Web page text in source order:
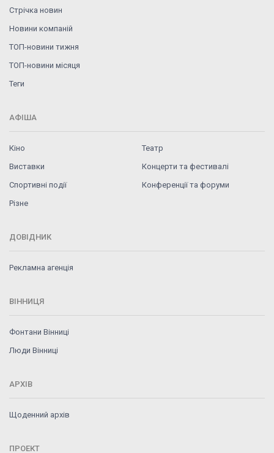
Стрічка новин
Новини компаній
ТОП-новини тижня
ТОП-новини місяця
Теги
АФІША
Кіно
Театр
Виставки
Концерти та фестивалі
Спортивні події
Конференції та форуми
Різне
ДОВІДНИК
Рекламна агенція
ВІННИЦЯ
Фонтани Вінниці
Люди Вінниці
АРХІВ
Щоденний архів
ПРОЕКТ